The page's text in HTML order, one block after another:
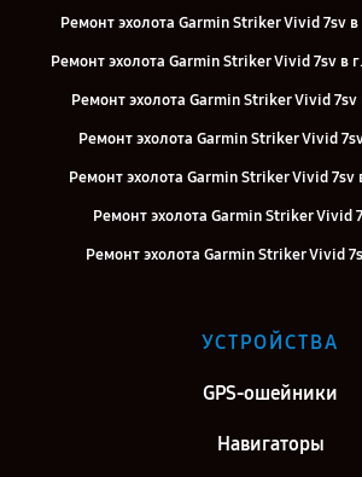
Ремонт эхолота Garmin Striker Vivid 7sv
Ремонт эхолота Garmin Striker Vivid 7sv в
Ремонт эхолота Garmin Striker Vivid 7sv
Ремонт эхолота Garmin Striker Vivid
Ремонт эхолота Garmin Striker Vivid 7sv
Ремонт эхолота Garmin Striker Vivid
Ремонт эхолота Garmin Striker Vivid
Ремонт эхолота Garmin Striker Vivid
УСТРОЙСТВА
GPS-ошейники
Навигаторы